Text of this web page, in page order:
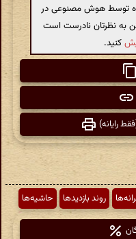
توسط هوش مصنوعی در
به نظرتان نادرست است
کنید.
رایانه)
روند بازدیدها حاشیه‌ها